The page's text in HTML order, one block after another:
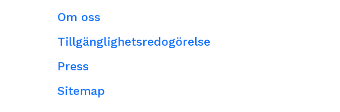
Om oss
Tillgänglighetsredogörelse
Press
Sitemap